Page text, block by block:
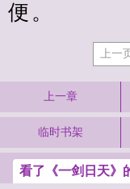
便。
上一
上一章
临时书架
看了《一剑日天》